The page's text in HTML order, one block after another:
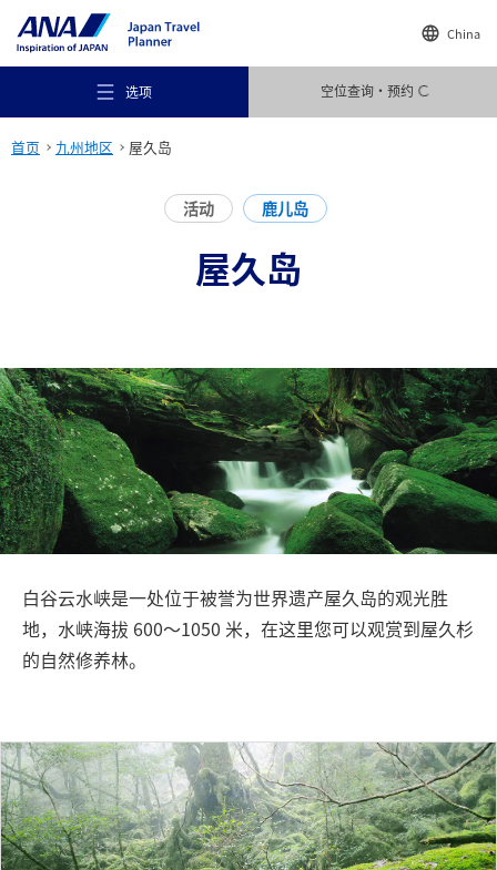
China
选项 空位查询・预约
目的地
旅行信息
首页 九州地区 屋久岛
活动 鹿儿岛
屋久岛
白谷云水峡是一处位于被誉为世界遗产屋久岛的观光胜
地，水峡海拔 600～1050 米，在这里您可以观赏到屋久杉
的自然修养林。